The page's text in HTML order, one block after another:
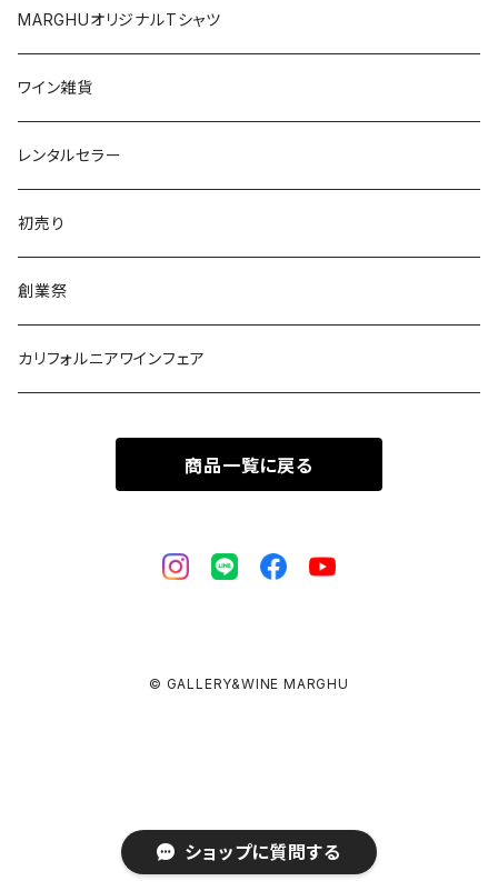
ショップに質問する
オーストリア
南アフリカ
ポルトガル
日本
ポルトガル
MARGHUオリジナルTシャツ
ワイン雑貨
レンタルセラー
初売り
創業祭
カリフォルニアワインフェア
商品一覧に戻る
© GALLERY&WINE MARGHU